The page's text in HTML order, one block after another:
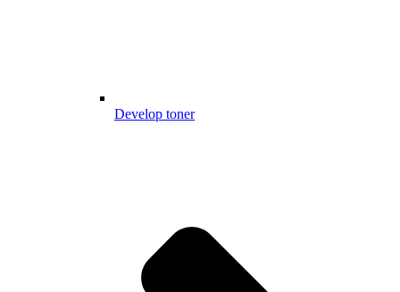
Develop toner